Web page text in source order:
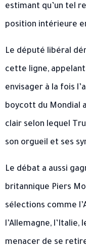
estimant qu’un tel
position intérieure
Le député libéral
cette ligne,
envisager à la fois
boycott du Mondial
clair selon lequel
son orgueil et ses
Le débat a aussi
britannique Piers
sélections comme
l’Allemagne, l’Italie,
menacer de se